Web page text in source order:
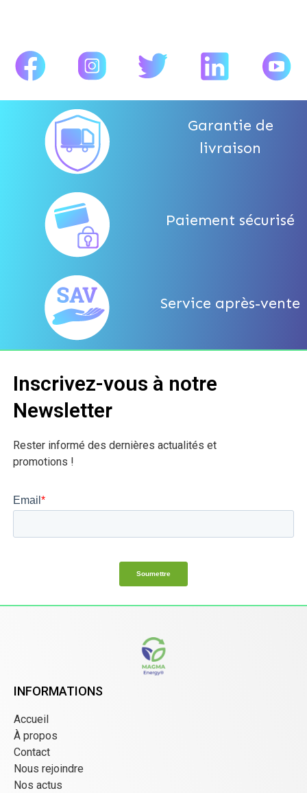
Garantie de
livraison
Paiement sécurisé
Service après-vente
Inscrivez-vous à notre
Newsletter
Rester informé des dernières actualités et
promotions !
INFORMATIONS
Accueil
À propos
Contact
Nous rejoindre
Nos actus